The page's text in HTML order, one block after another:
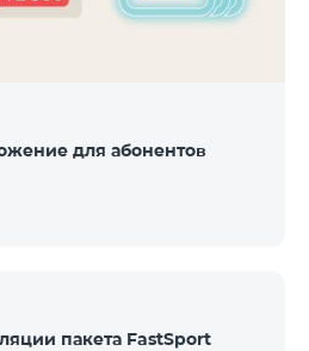
для абонентов
пакета FastSport